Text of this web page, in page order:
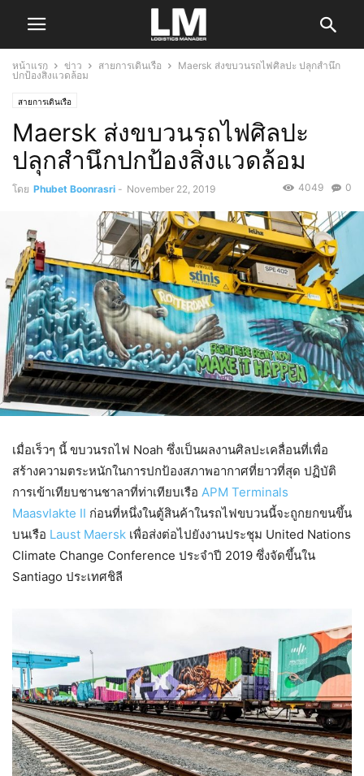
หน้าแรก ข่าว สายการเดินเรือ
Maersk ส่งขบวนรถไฟศิลปะ ปลุกสำนึก
ปกป้องสิ่งแวดล้อม
สายการเดินเรือ
Maersk ส่งขบวนรถไฟศิลปะ
ปลุกสำนึกปกป้องสิ่งแวดล้อม
โดย Phubet Boonrasri - November 22, 2019 0
4049
เมื่อเร็วๆ นี้ ขบวนรถไฟ Noah ซึ่งเป็นผลงานศิลปะเคลื่อนที่เพื่อ
สร้างความตระหนักในการปกป้องสภาพอากาศที่ยาวที่สุด ปฏิบัติ
การเข้าเทียบชานชาลาที่ท่าเทียบเรือ APM Terminals
Maasvlakte II ก่อนที่หนึ่งในตู้สินค้าในรถไฟขบวนนี้จะถูกยกขนขึ้น
บนเรือ Laust Maersk เพื่อส่งต่อไปยังงานประชุม United Nations
Climate Change Conference ประจำปี 2019 ซึ่งจัดขึ้นใน
Santiago ประเทศชิลี